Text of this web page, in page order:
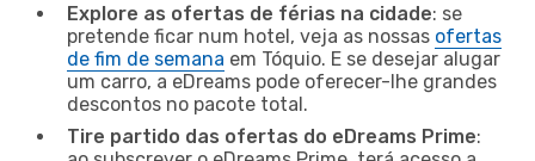
Explore as ofertas de férias na cidade: se
pretende ficar num hotel, veja as nossas ofertas
de fim de semana em Tóquio. E se desejar alugar
um carro, a eDreams pode oferecer-lhe grandes
descontos no pacote total.
Tire partido das ofertas do eDreams Prime: